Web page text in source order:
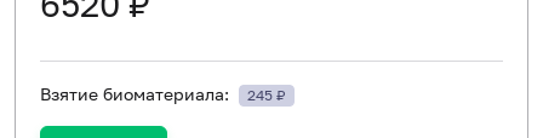
Взятие биоматериала: 245 ₽